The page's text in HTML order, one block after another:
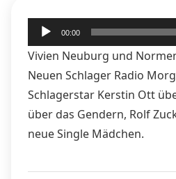
Audio-
Player
00:00
Vivien Neuburg und
Neuen Schlager Radio
Schlagerstar Kerstin Ott
über das Gendern, Rolf
neue Single Mädchen.